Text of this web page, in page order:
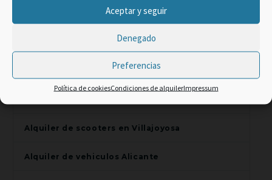
Aceptar y seguir
Denegado
Preferencias
Política de cookiesCondiciones de alquilerImpressum
Alquiler de scooters en Alicante
Alquiler de scooters en Benidorm
Alquiler de scooters en El Campello
Alquiler de scooters en Villajoyosa
Alquiler de vehiculos Alicante
Promo Web -2% code:
TOP CLIENT